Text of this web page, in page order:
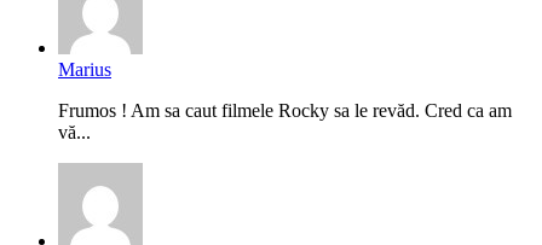
Marius
Frumos ! Am sa caut filmele Rocky sa le revăd. Cred ca am
vă...